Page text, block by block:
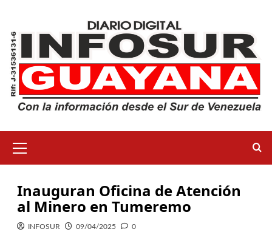
Inauguran Oficina de Atención
al Minero en Tumeremo
INFOSUR 09/04/2025 0